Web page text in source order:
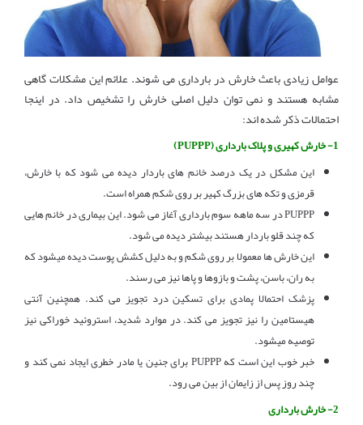
عوامل زیادی باعث خارش در بارداری می شوند. علائم این مشکلات گاهی
مشابه هستند و نمی توان دلیل اصلی خارش را تشخیص داد. در اینجا
احتمالات ذکر شده اند:
1- خارش کهیری و پلاک بارداری (PUPPP)
این مشکل در یک درصد خانم های باردار دیده می شود که با خارش،
قرمزی و تکه های بزرگ کهیر بر روی شکم همراه است.
PUPPP در سه ماهه سوم بارداری آغاز می شود. این بیماری در خانم هایی
که چند قلو باردار هستند بیشتر دیده می شود.
این خارش ها معمولا بر روی شکم و به دلیل کشش پوست دیده میشود که
به ران، باسن، پشت و بازوها و پاها نیز می رسند.
پزشک احتمالا پمادی برای تسکین درد تجویز می کند. همچنین آنتی
هیستامین را نیز تجویز می کند. در موارد شدید، استروئید خوراکی نیز
توصیه میشود.
خبر خوب این است که PUPPP برای جنین یا مادر خطری ایجاد نمی کند و
چند روز پس از زایمان از بین می رود.
2- خارش بارداری